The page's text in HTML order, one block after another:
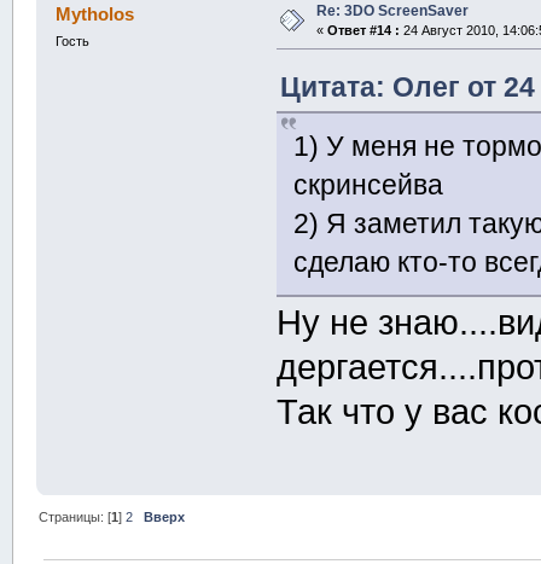
Mytholos
Гость
Re: 3DO ScreenSaver
« Ответ #14 : 24 Август 2010,
Цитата: Олег от
1) У меня не
скринсейва
2) Я заметил
сделаю кто-то
Ну не
Так что у вас
Страницы: [1]2 Вверх